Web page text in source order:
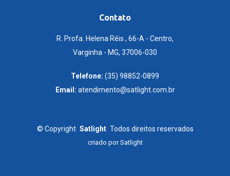
Contato
R. Profa. Helena Réis , 66-A - Centro,
Varginha - MG, 37006-030
Telefone: (35) 98852-0899
Email: atendimento@satlight.com.br
© Copyright Satlight Todos direitos reservados
criado porSatlight